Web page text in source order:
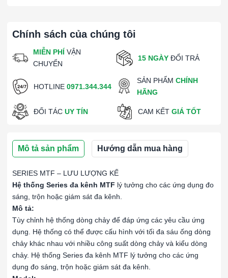
Chính sách của chúng tôi
MIỄN PHÍ VẬN
CHUYỂN
15 NGÀY ĐỔI TRẢ
HOTLINE 0971.344.344
SẢN PHẨMCHÍNH
HÃNG
ĐỐI TÁC UY TÍN CAM KẾT GIÁ TỐT
Mô tả sản phẩm Hướng dẫn mua hàng
SERIES MTF – LƯU LƯỢNG KẾ
Hệ thống Series đa kênh MTF lý tưởng cho các ứng dụng đo
sáng, trộn hoặc giám sát đa kênh.
Mô tả:
Tùy chỉnh hệ thống dòng chảy để đáp ứng các yêu cầu ứng
dụng. Hệ thống có thể được cấu hình với tối đa sáu ống dòng
chảy khác nhau với nhiều công suất dòng chảy và kiểu dòng
chảy. Hệ thống Series đa kênh MTF lý tưởng cho các ứng
dụng đo sáng, trộn hoặc giám sát đa kênh.